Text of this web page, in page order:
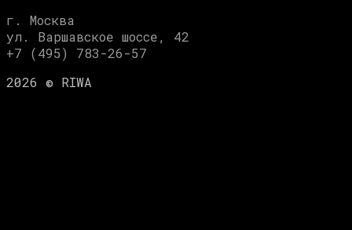
г. Москва
ул. Варшавское шоссе, 42
+7 (495) 783-26-57
2026 © RIWA